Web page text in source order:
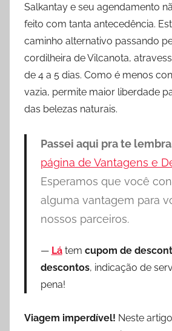
Salkantay e seu agendamento
feito com tanta antecedência.
caminho alternativo passando
cordilheira de Vilcanota,
de 4 a 5 dias. Como é menos
vazia, permite maior liberdade
das belezas naturais.
Passei aqui pra te
página de Vantagens e
Esperamos que você
alguma vantagem para
nossos parceiros.
Látem cupom de
descontos, indicação de
pena!
Viagem imperdível! Neste